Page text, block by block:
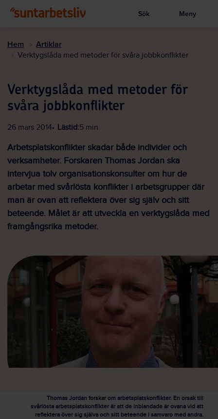
huvudinnehållet
Visa sökruta
Sök Meny
Hem Artiklar
Verktygslåda med metoder för svåra jobbkonflikter
Verktygslåda med metoder för
svåra jobbkonflikter
26 mars 2014 Lästid:5 min
Arbetsplatskonflikter skadar både individer och
verksamheter. Forskaren Thomas Jordan ska
intervjua tolv organisationskonsulter om hur de
arbetar med svårlösta konflikter i arbetsgrupper där
man är ovan att reflektera över sig själv och sitt
beteende. Målet är att utveckla en verktygslåda med
framgångsrika metoder.
Thomas Jordan forskar om arbetsplatskonflikter. En orsak till
svårlösta arbetsplatskonflikter är att de inblandade är ovana vid att
reflektera över sig själva och sitt beteende i samvaro med andra.